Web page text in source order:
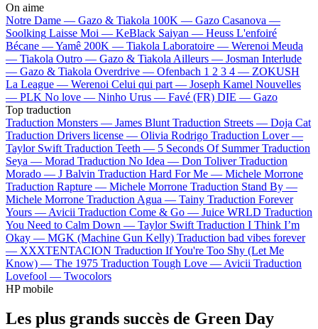
On aime
Notre Dame — Gazo & Tiakola 100K — Gazo Casanova —
Soolking Laisse Moi — KeBlack Saiyan — Heuss L'enfoiré
Bécane —Yamê 200K — Tiakola Laboratoire — Werenoi Meuda
— Tiakola Outro — Gazo & Tiakola Ailleurs — Josman Interlude
— Gazo & Tiakola Overdrive — Ofenbach 1 2 3 4 — ZOKUSH
La League — Werenoi Celui qui part — Joseph Kamel Nouvelles
— PLK No love — Ninho Urus — Favé (FR) DIE — Gazo
Top traduction
Traduction Monsters — James Blunt Traduction Streets — Doja Cat
Traduction Drivers license — Olivia Rodrigo Traduction Lover —
Taylor Swift Traduction Teeth — 5 Seconds Of Summer Traduction
Seya — Morad Traduction No Idea — Don Toliver Traduction
Morado — J Balvin Traduction Hard For Me — Michele Morrone
Traduction Rapture — Michele Morrone Traduction Stand By —
Michele Morrone Traduction Agua — Tainy Traduction Forever
Yours — Avicii Traduction Come & Go — Juice WRLD Traduction
You Need to Calm Down — Taylor Swift Traduction I Think I’m
Okay — MGK (Machine Gun Kelly) Traduction bad vibes forever
— XXXTENTACION Traduction If You're Too Shy (Let Me
Know) — The 1975 Traduction Tough Love — Avicii Traduction
Lovefool — Twocolors
HP mobile
Les plus grands succès de Green Day